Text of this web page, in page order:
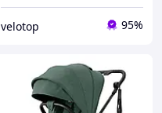
velotop 95%